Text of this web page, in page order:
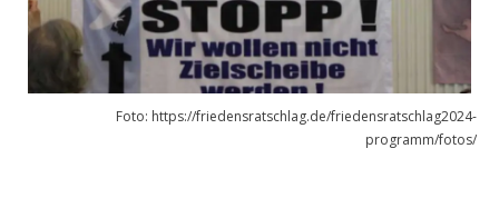
Foto: https://friedensratschlag.de/friedensratschlag2024-
programm/fotos/